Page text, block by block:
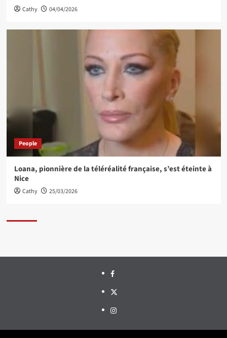
Cathy 04/04/2026
People
Loana, pionnière de la téléréalité française, s’est éteinte à
Nice
Cathy 25/03/2026
Facebook
Twitter
Instagram